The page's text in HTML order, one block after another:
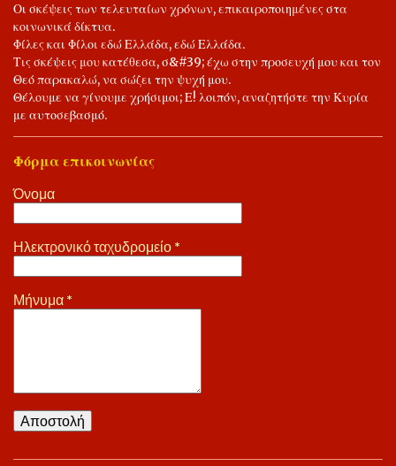
Οι σκέψεις των τελευταίων χρόνων, επικαιροποιημένες στα
κοινωνικά δίκτυα.
Φίλες και Φίλοι εδώ Ελλάδα, εδώ Ελλάδα.
Τις σκέψεις μου κατέθεσα, σ&#39; έχω στην προσευχή μου και τον
Θεό παρακαλώ, να σώζει την ψυχή μου.
Θέλουμε να γίνουμε χρήσιμοι; Ε! λοιπόν, αναζητήστε την Κυρία
με αυτοσεβασμό.
Φόρμα επικοινωνίας
Όνομα
Ηλεκτρονικό ταχυδρομείο *
Μήνυμα *